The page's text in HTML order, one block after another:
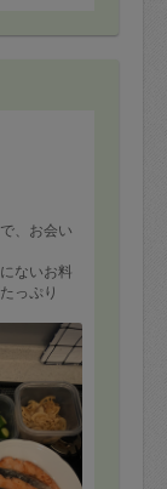
、お会い
ないお料
っぷり
なと感じ
ました
す。キッ
もお味も
や、大根